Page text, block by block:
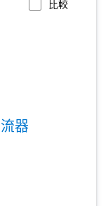
比較
器